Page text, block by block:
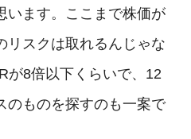
います。ここまで株価が
リスクは取れるんじゃな
が8倍以下くらいで、12
のものを探すのも一案で